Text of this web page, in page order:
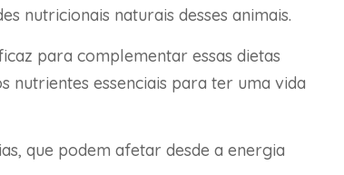
nutricionais naturais desses animais.
para complementar essas dietas
nutrientes essenciais para ter uma vida
que podem afetar desde a energia